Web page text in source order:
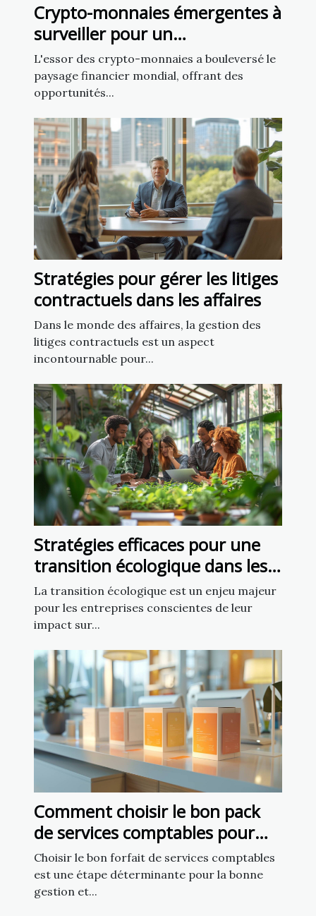
Crypto-monnaies émergentes à
surveiller pour un
investissement précoce en
2023
L'essor des crypto-monnaies a bouleversé le
paysage financier mondial, offrant des
opportunités...
Stratégies pour gérer les litiges
contractuels dans les affaires
Dans le monde des affaires, la gestion des
litiges contractuels est un aspect
incontournable pour...
Stratégies efficaces pour une
transition écologique dans les
entreprises
La transition écologique est un enjeu majeur
pour les entreprises conscientes de leur
impact sur...
Comment choisir le bon pack
de services comptables pour
votre entreprise
Choisir le bon forfait de services comptables
est une étape déterminante pour la bonne
gestion et...